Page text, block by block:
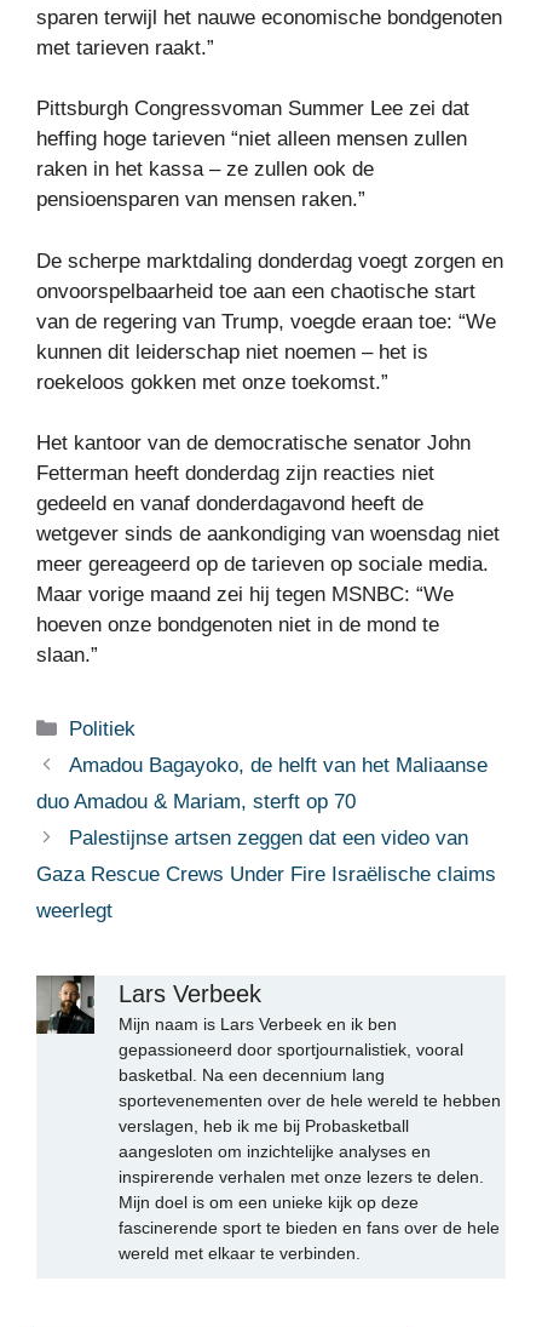
sparen terwijl het nauwe economische bondgenoten
met tarieven raakt.”
Pittsburgh Congressvoman Summer Lee zei dat
heffing hoge tarieven “niet alleen mensen zullen
raken in het kassa – ze zullen ook de
pensioensparen van mensen raken.”
De scherpe marktdaling donderdag voegt zorgen en
onvoorspelbaarheid toe aan een chaotische start
van de regering van Trump, voegde eraan toe: “We
kunnen dit leiderschap niet noemen – het is
roekeloos gokken met onze toekomst.”
Het kantoor van de democratische senator John
Fetterman heeft donderdag zijn reacties niet
gedeeld en vanaf donderdagavond heeft de
wetgever sinds de aankondiging van woensdag niet
meer gereageerd op de tarieven op sociale media.
Maar vorige maand zei hij tegen MSNBC: “We
hoeven onze bondgenoten niet in de mond te
slaan.”
Categorieën
Politiek
Amadou Bagayoko, de helft van het Maliaanse
duo Amadou & Mariam, sterft op 70
Palestijnse artsen zeggen dat een video van
Gaza Rescue Crews Under Fire Israëlische claims
weerlegt
Lars Verbeek
Mijn naam is Lars Verbeek en ik ben
gepassioneerd door sportjournalistiek, vooral
basketbal. Na een decennium lang
sportevenementen over de hele wereld te hebben
verslagen, heb ik me bij Probasketball
aangesloten om inzichtelijke analyses en
inspirerende verhalen met onze lezers te delen.
Mijn doel is om een unieke kijk op deze
fascinerende sport te bieden en fans over de hele
wereld met elkaar te verbinden.